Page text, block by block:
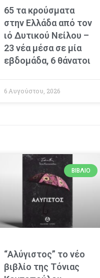
65 τα κρούσματα
στην Ελλάδα από τον
ιό Δυτικού Νείλου –
23 νέα μέσα σε μία
εβδομάδα, 6 θάνατοι
6 Αυγούστου, 2026
ΒΙΒΛΊΟ
“Αλύγιστος” το νέο
βιβλίο της Τόνιας